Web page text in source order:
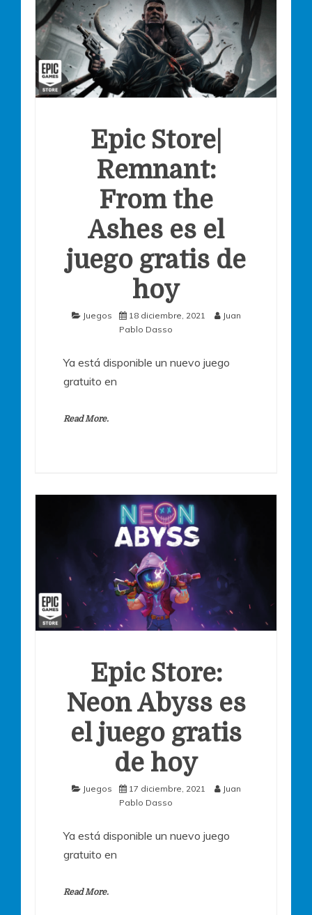
Epic Store|
Remnant:
From the
Ashes es el
juego gratis de
hoy
Juegos 18 diciembre, 2021
Juan
Pablo Dasso
Ya está disponible un nuevo juego
gratuito en
Read More.
Epic Store:
Neon Abyss es
el juego gratis
de hoy
Juegos 17 diciembre, 2021
Juan
Pablo Dasso
Ya está disponible un nuevo juego
gratuito en
Read More.